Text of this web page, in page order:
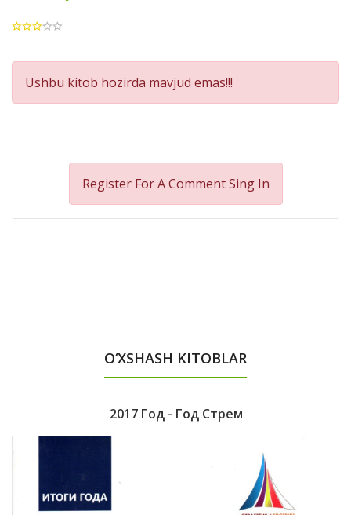
Product
Summery
Ushbu kitob hozirda mavjud emas!!!
Register For A CommentSing In
O‘XSHASH KITOBLAR
2017 Год - Год Стрем